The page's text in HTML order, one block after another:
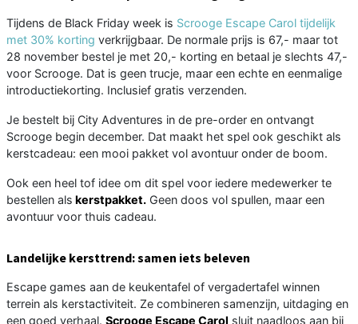
Tijdens de Black Friday week is Scrooge Escape Carol tijdelijk
met 30% korting verkrijgbaar. De normale prijs is 67,- maar tot
28 november bestel je met 20,- korting en betaal je slechts 47,-
voor Scrooge. Dat is geen trucje, maar een echte en eenmalige
introductiekorting. Inclusief gratis verzenden.
Je bestelt bij City Adventures in de pre-order en ontvangt
Scrooge begin december. Dat maakt het spel ook geschikt als
kerstcadeau: een mooi pakket vol avontuur onder de boom.
Ook een heel tof idee om dit spel voor iedere medewerker te
bestellen als kerstpakket. Geen doos vol spullen, maar een
avontuur voor thuis cadeau.
Landelijke kersttrend: samen iets beleven
Escape games aan de keukentafel of vergadertafel winnen
terrein als kerstactiviteit. Ze combineren samenzijn, uitdaging en
een goed verhaal. Scrooge Escape Carol sluit naadloos aan bij